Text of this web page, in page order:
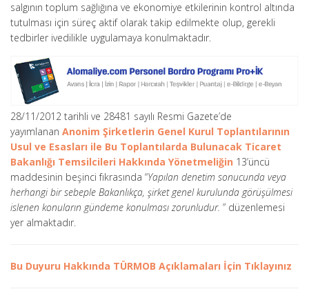
salgının toplum sağlığına ve ekonomiye etkilerinin kontrol altında
tutulması için süreç aktif olarak takip edilmekte olup, gerekli
tedbirler ivedilikle uygulamaya konulmaktadır.
28/11/2012 tarihli ve 28481 sayılı Resmi Gazete’de
yayımlanan Anonim Şirketlerin Genel Kurul Toplantılarının
Usul ve Esasları ile Bu Toplantılarda Bulunacak Ticaret
Bakanlığı Temsilcileri Hakkında Yönetmeliğin 13’üncü
maddesinin beşinci fıkrasında “Yapılan denetim sonucunda veya
herhangi bir sebeple Bakanlıkça, şirket genel kurulunda görüşülmesi
islenen konuların gündeme konulması zorunludur. ” düzenlemesi
yer almaktadır.
Bu Duyuru Hakkında TÜRMOB Açıklamaları İçin Tıklayınız